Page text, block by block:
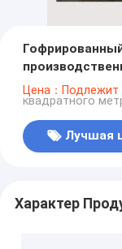
Цена：
квадратного
Лучшая
Характер